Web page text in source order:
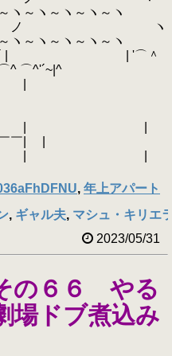
ヽ～ヽ～ヽ～ヽ～ヽ
ヽ
ヽ～ヽ～ヽ～ヽ～ヽ
＾
⌒^'´~|^
￣| |
, 年上アパート
, ギャル夫, マシュ・キリエ
2023/05/31
の６６ やる
場ドブ煮込み